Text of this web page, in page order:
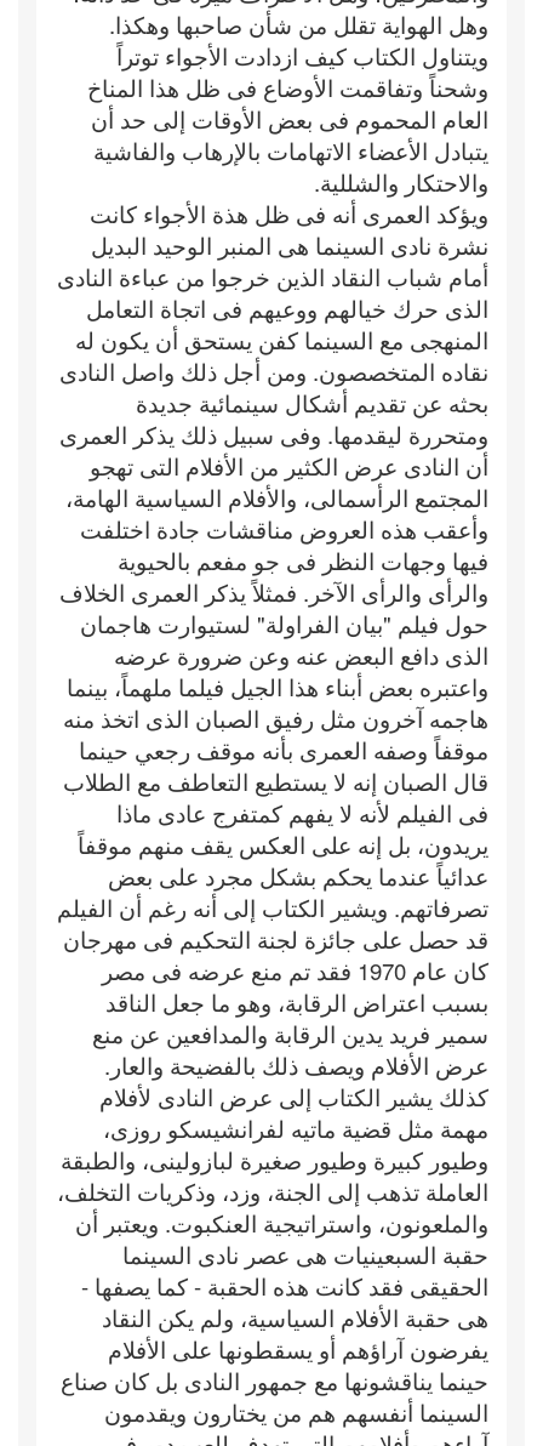
وهل الهواية تقلل من شأن صاحبها وهكذا.
ويتناول الكتاب كيف ازدادت الأجواء توتراً
وشحناً وتفاقمت الأوضاع فى ظل هذا المناخ
العام المحموم فى بعض الأوقات إلى حد أن
يتبادل الأعضاء الاتهامات بالإرهاب والفاشية
والاحتكار والشللية.
ويؤكد العمرى أنه فى ظل هذة الأجواء كانت
نشرة نادى السينما هى المنبر الوحيد البديل
أمام شباب النقاد الذين خرجوا من عباءة النادى
الذى حرك خيالهم ووعيهم فى اتجاة التعامل
المنهجى مع السينما كفن يستحق أن يكون له
نقاده المتخصصون. ومن أجل ذلك واصل النادى
بحثه عن تقديم أشكال سينمائية جديدة
ومتحررة ليقدمها. وفى سبيل ذلك يذكر العمرى
أن النادى عرض الكثير من الأفلام التى تهجو
المجتمع الرأسمالى، والأفلام السياسية الهامة،
وأعقب هذه العروض مناقشات جادة اختلفت
فيها وجهات النظر فى جو مفعم بالحيوية
والرأى والرأى الآخر. فمثلاً يذكر العمرى الخلاف
حول فيلم "بيان الفراولة" لستيوارت هاجمان
الذى دافع البعض عنه وعن ضرورة عرضه
واعتبره بعض أبناء هذا الجيل فيلما ملهماً، بينما
هاجمه آخرون مثل رفيق الصبان الذى اتخذ منه
موقفاً وصفه العمرى بأنه موقف رجعي حينما
قال الصبان إنه لا يستطيع التعاطف مع الطلاب
فى الفيلم لأنه لا يفهم كمتفرج عادى ماذا
يريدون، بل إنه على العكس يقف منهم موقفاً
عدائياً عندما يحكم بشكل مجرد على بعض
تصرفاتهم. ويشير الكتاب إلى أنه رغم أن الفيلم
قد حصل على جائزة لجنة التحكيم فى مهرجان
كان عام 1970 فقد تم منع عرضه فى مصر
بسبب اعتراض الرقابة، وهو ما جعل الناقد
سمير فريد يدين الرقابة والمدافعين عن منع
عرض الأفلام ويصف ذلك بالفضيحة والعار.
كذلك يشير الكتاب إلى عرض النادى لأفلام
مهمة مثل قضية ماتيه لفرانشيسكو روزى،
وطيور كبيرة وطيور صغيرة لبازولينى، والطبقة
العاملة تذهب إلى الجنة، وزد، وذكريات التخلف،
والملعونون، واستراتيجية العنكبوت. ويعتبر أن
حقبة السبعينيات هى عصر نادى السينما
الحقيقى فقد كانت هذه الحقبة - كما يصفها -
هى حقبة الأفلام السياسية، ولم يكن النقاد
يفرضون آراؤهم أو يسقطونها على الأفلام
حينما يناقشونها مع جمهور النادى بل كان صناع
السينما أنفسهم هم من يختارون ويقدمون